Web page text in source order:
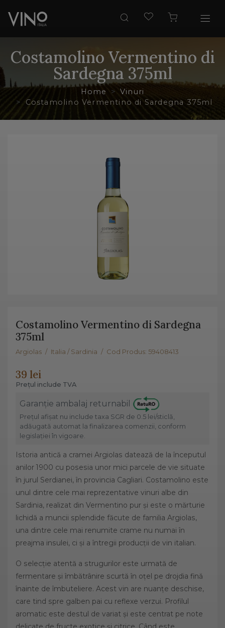
Costamolino Vermentino di
Sardegna 375ml
Home
Vinuri
Costamolino Vermentino di Sardegna 375ml
Costamolino Vermentino di Sardegna
375ml
Argiolas / Italia / Sardinia / Cod Produs: 59408413
39 lei
Prețul include TVA
Garanție ambalaj returnabil
Prețul afișat nu include taxa SGR de 0.5 lei/sticlă,
adăugată automat la finalizarea comenzii, conform
legislației în vigoare.
Istoria antică a cramei Argiolas datează de la începutul
anilor 1900 cu posesia unor mici parcele de vie situate
în jurul Serdianei, în provincia Cagliari. Costamolino este
unul dintre cele mai reprezentative vinuri albe din
Sardinia, realizat din Vermentino pur și este o mărturie
lichidă a muncii splendide făcute de familia Argiolas,
una dintre cele mai renumite crame nu numai în
preajma insulei, ci și a întregii producții de vin italian.
O selecție atentă a strugurilor este urmată de
fermentare și îmbătrânire scurtă în oțel pe drojdia fină
înainte de îmbuteliere. Acest vin are nuanțe deschise,
care tind spre galben pai cu reflexe verzui. Profilul
aromatic este destul de variat și este centrat pe note
delicate de fructe exotice și citrice. Când este